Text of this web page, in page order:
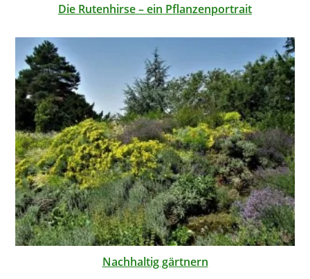
Die Rutenhirse – ein Pflanzenportrait
Nachhaltig gärtnern